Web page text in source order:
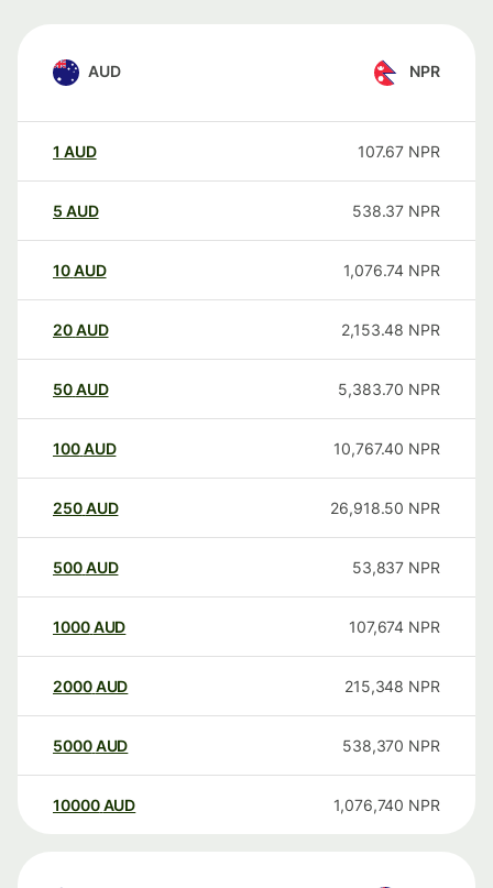
AUD NPR
1 AUD 107.67 NPR
5 AUD 538.37 NPR
10AUD 1,076.74 NPR
20AUD 2,153.48 NPR
50AUD 5,383.70 NPR
100AUD 10,767.40 NPR
250AUD 26,918.50 NPR
500AUD 53,837 NPR
1000AUD 107,674 NPR
2000AUD 215,348 NPR
5000AUD 538,370 NPR
10000 AUD 1,076,740 NPR